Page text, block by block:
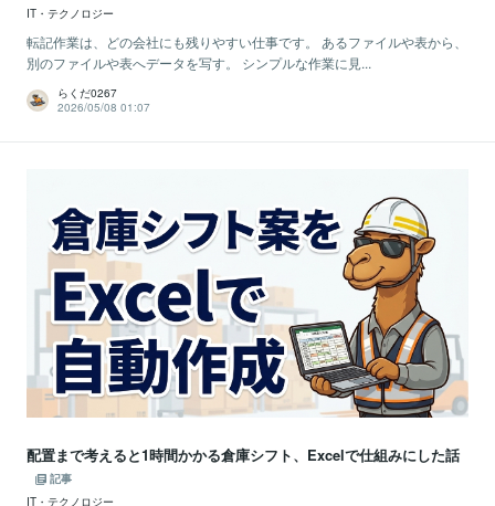
IT・テクノロジー
転記作業は、どの会社にも残りやすい仕事です。 あるファイルや表から、
別のファイルや表へデータを写す。 シンプルな作業に見...
らくだ0267
2026/05/08 01:07
配置まで考えると1時間かかる倉庫シフト、Excelで仕組みにした話
記事
IT・テクノロジー